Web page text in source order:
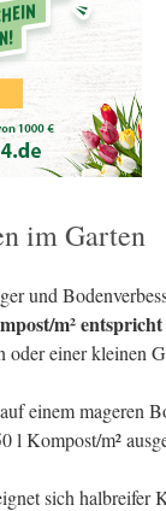
im Garten
und
m²
oder einer kleinen
auf einem mageren
l Kompost/m²
sich halbreifer